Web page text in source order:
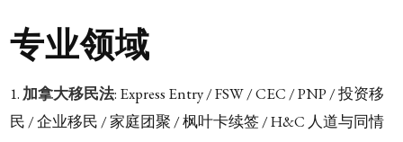
专业领域
加拿大移民法: Express Entry / FSW / CEC / PNP / 投资移
民 / 企业移民 / 家庭团聚 / 枫叶卡续签 / H&C 人道与同情